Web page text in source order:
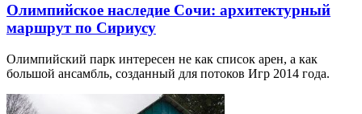
Олимпийское наследие Сочи: архитектурный
маршрут по Сириусу
Олимпийский парк интересен не как список арен, а как
большой ансамбль, созданный для потоков Игр 2014 года.